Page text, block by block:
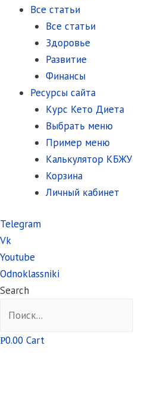
Все статьи
Все статьи
Здоровье
Развитие
Финансы
Ресурсы сайта
Курс Кето Диета
Выбрать меню
Пример меню
Калькулятор КБЖУ
Корзина
Личный кабинет
Telegram
Vk
Youtube
Odnoklassniki
Search
Р0.00 Cart